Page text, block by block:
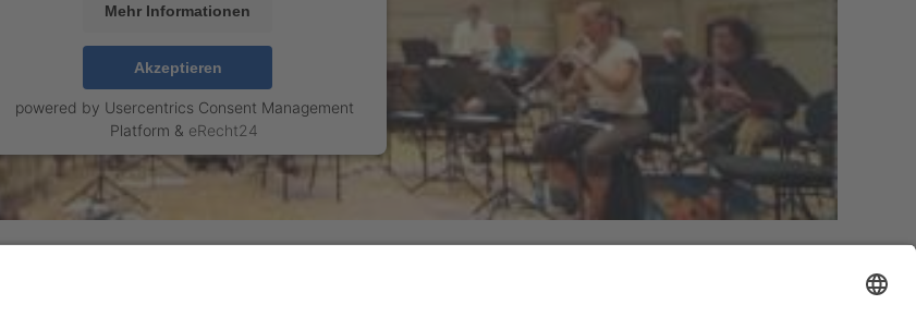
Mehr Informationen
Akzeptieren
powered by Usercentrics Consent Management
Platform & eRecht24